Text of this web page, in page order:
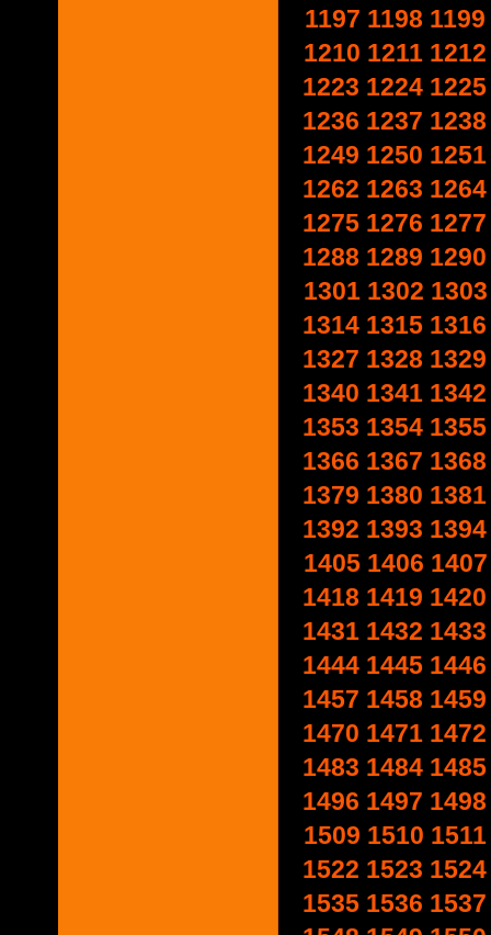
1197 1198 1199
1210 1211 1212
1223 1224 1225
1236 1237 1238
1249 1250 1251
1262 1263 1264
1275 1276 1277
1288 1289 1290
1301 1302 1303
1314 1315 1316
1327 1328 1329
1340 1341 1342
1353 1354 1355
1366 1367 1368
1379 1380 1381
1392 1393 1394
1405 1406 1407
1418 1419 1420
1431 1432 1433
1444 1445 1446
1457 1458 1459
1470 1471 1472
1483 1484 1485
1496 1497 1498
1509 1510 1511
1522 1523 1524
1535 1536 1537